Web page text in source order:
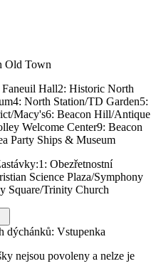
Old Town
Hall2: Historic North
North Station/TD Garden5:
Macy's6: Beacon Hill/Antique
Welcome Center9: Beacon
Party Ships & Museum
Obezřetnostní
Science Plaza/Symphony
Square/Trinity Church
dýchánků: Vstupenka
nejsou povoleny a nelze je